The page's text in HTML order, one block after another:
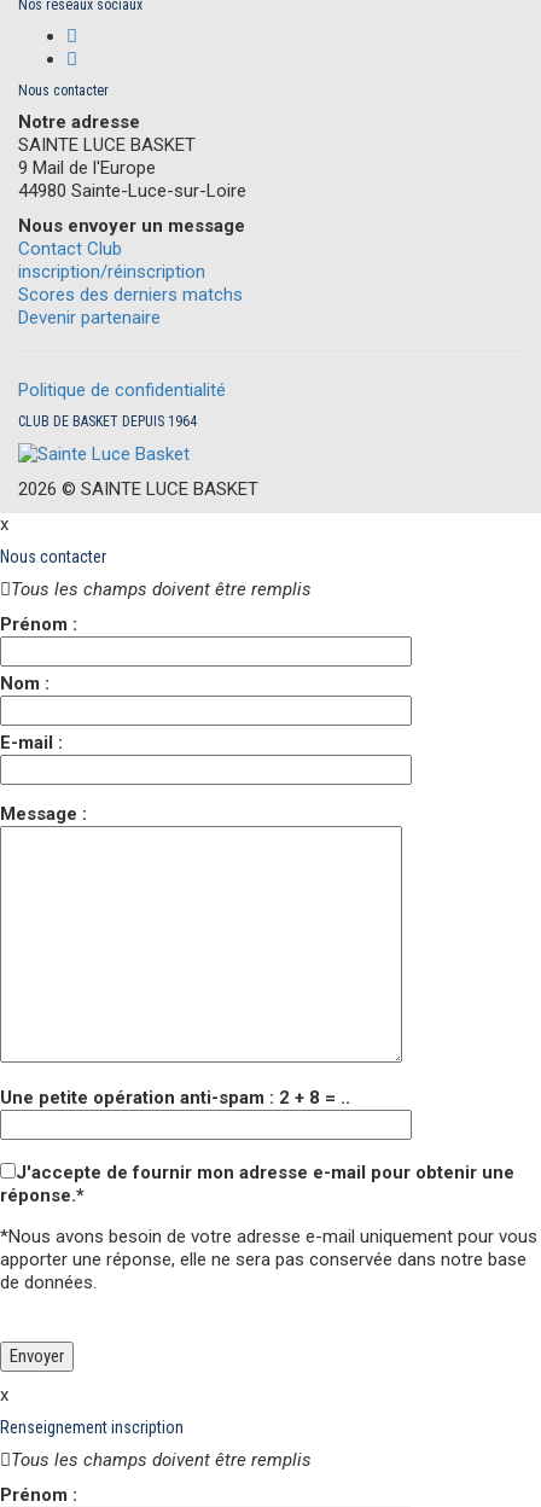
Nos réseaux sociaux
Nous contacter
Notre adresse
SAINTE LUCE BASKET
9 Mail de l'Europe
44980 Sainte-Luce-sur-Loire
Nous envoyer un message
Contact Club
inscription/réinscription
Scores des derniers matchs
Devenir partenaire
Politique de confidentialité
CLUB DE BASKET DEPUIS 1964
2026 © SAINTE L UCE BASKET
x
Nous contacter
Tous les champs doivent être remplis
Prénom :
Nom :
E-mail :
Message :
Une petite opération anti-spam : 2 + 8 = ..
J'accepte de fournir mon adresse e-mail pour obtenir une
réponse.*
*Nous avons besoin de votre adresse e-mail uniquement pour vous
apporter une réponse, elle ne sera pas conservée dans notre base
de données.
Veuillez laisser ce champ vide.
x
Renseignement inscription
Tous les champs doivent être remplis
Prénom :